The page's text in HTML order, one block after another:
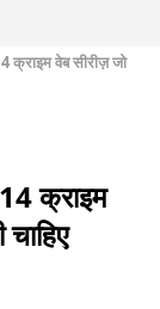
वेब सीरीज़ जो
क्राइम